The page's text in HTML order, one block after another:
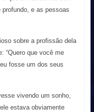
e as pessoas
sobre a profissão dela
“Quero que você me
fosse um dos seus
vivendo um sonho,
estava obviamente